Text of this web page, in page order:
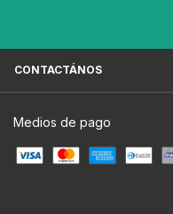
CONTACTÁNOS
Medios de pago